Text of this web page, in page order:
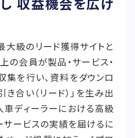
級のリード獲得サイトと
の会員が製品・サービス・
を行い、資料をダウンロ
き合い（リード）」を生み出
車ディーラーにおける高級
ービスの実績を届けるに